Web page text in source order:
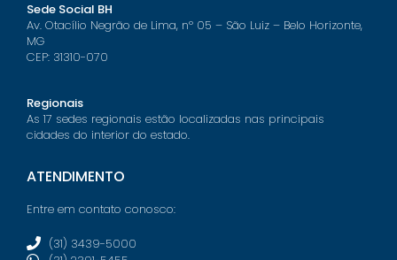
Sede Social BH
Av. Otacílio Negrão de Lima, nº 05 – São Luiz – Belo Horizonte,
MG
CEP: 31310-070
Regionais
As 17 sedes regionais estão localizadas nas principais
cidades do interior do estado.
ATENDIMENTO
Entre em contato conosco:
(31) 3439-5000